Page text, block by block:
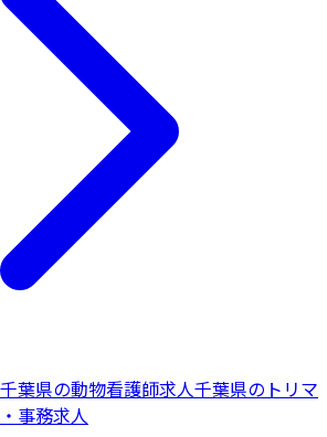
千葉県の動物看護師求人千葉県の トリマ
事務求人